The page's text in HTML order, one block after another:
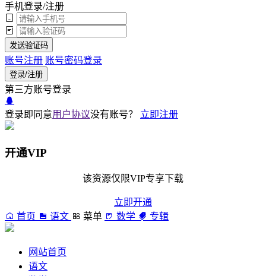
手机登录/注册
发送验证码
账号注册 账号密码登录
登录/注册
第三方账号登录
登录即同意用户协议没有账号？ 立即注册
开通VIP
该资源仅限VIP专享下载
立即开通
首页
语文 菜单 数学 专辑
网站首页
语文